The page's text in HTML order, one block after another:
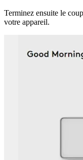
Terminez ensuite le
votre appareil.